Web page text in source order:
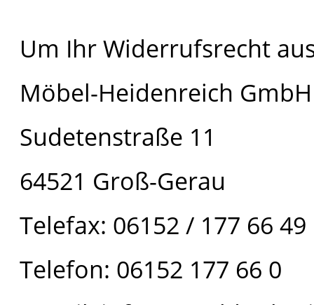
Um Ihr Widerrufsrecht
Möbel-Heidenreich GmbH
Sudetenstraße 11
64521 Groß-Gerau
Telefax: 06152 / 177 66 49
Telefon: 06152 177 66 0